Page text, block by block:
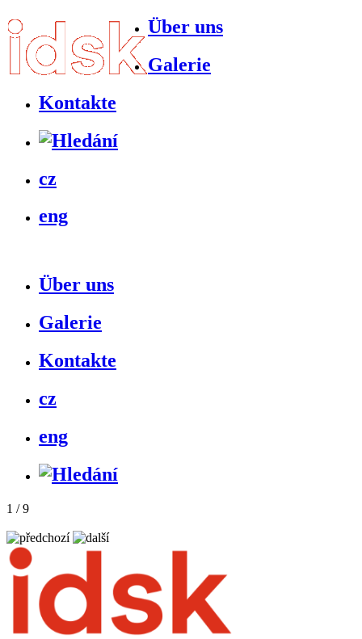
Über uns
Galerie
Kontakte
cz
eng
Über uns
Galerie
Kontakte
cz
eng
1 / 9